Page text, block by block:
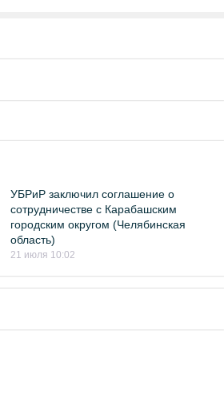
УБРиР заключил соглашение о
сотрудничестве с Карабашским
городским округом (Челябинская
область)
21 июля 10:02